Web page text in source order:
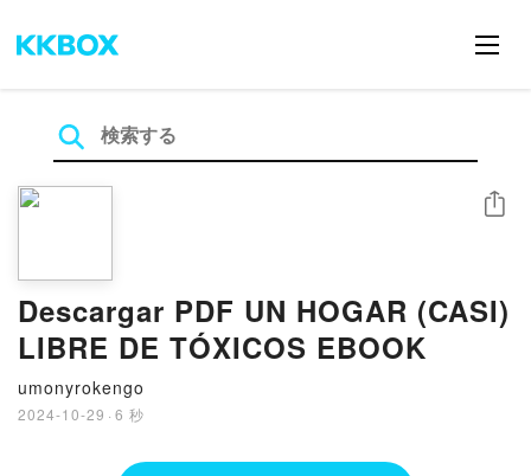
Descargar PDF UN HOGAR (CASI)
LIBRE DE TÓXICOS EBOOK
umonyrokengo
2024-10-29 · 6 秒
シェア